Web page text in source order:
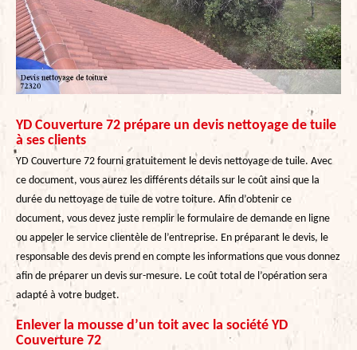
YD Couverture 72 prépare un devis nettoyage de tuile
à ses clients
YD Couverture 72 fourni gratuitement le devis nettoyage de tuile. Avec
ce document, vous aurez les différents détails sur le coût ainsi que la
durée du nettoyage de tuile de votre toiture. Afin d’obtenir ce
document, vous devez juste remplir le formulaire de demande en ligne
ou appeler le service clientèle de l’entreprise. En préparant le devis, le
responsable des devis prend en compte les informations que vous donnez
afin de préparer un devis sur-mesure. Le coût total de l’opération sera
adapté à votre budget.
Enlever la mousse d’un toit avec la société YD
Couverture 72